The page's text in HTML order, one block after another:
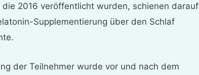
die 2016 veröffentlicht wurden, schienen darauf
Supplementierung über den Schlaf
der Teilnehmer wurde vor und nach dem